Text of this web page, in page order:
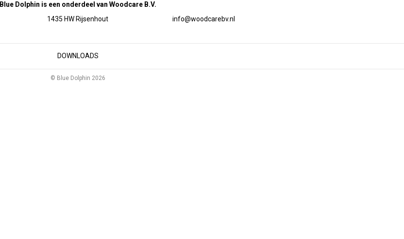
Blue Dolphin is een onderdeel van Woodcare B.V.
1435 HW Rijsenhout info@woodcarebv.nl
DOWNLOADS
© Blue Dolphin 2026